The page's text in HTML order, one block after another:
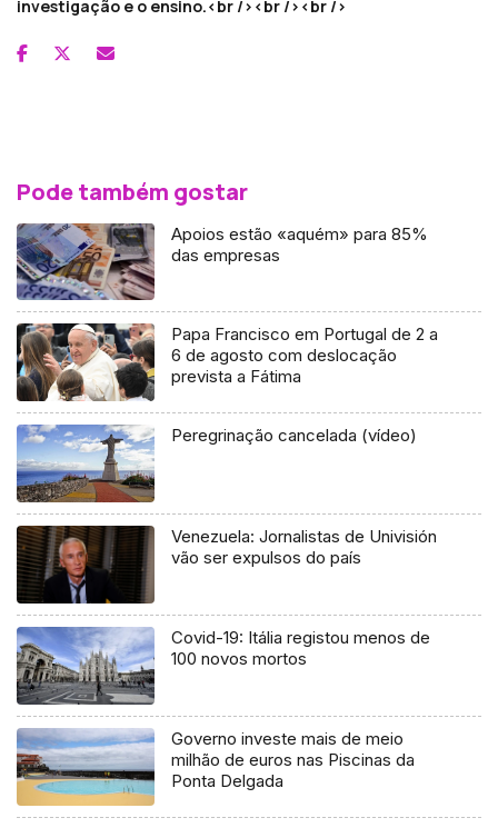
investigação e o ensino.<br /><br /><br />
Pode também gostar
Apoios estão «aquém» para 85%
das empresas
Papa Francisco em Portugal de 2 a
6 de agosto com deslocação
prevista a Fátima
Peregrinação cancelada (vídeo)
Venezuela: Jornalistas de Univisión
vão ser expulsos do país
Covid-19: Itália registou menos de
100 novos mortos
Governo investe mais de meio
milhão de euros nas Piscinas da
Ponta Delgada